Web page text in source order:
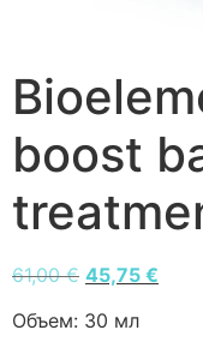
boost
61,00€ 45,75 €
Объем: 30 мл